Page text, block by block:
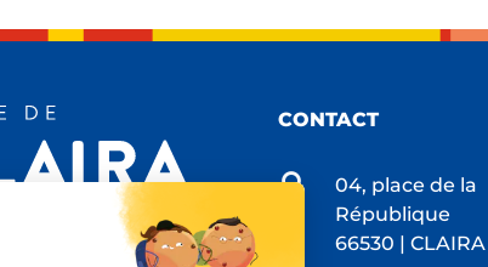
CONTACT

04, place de la
République
66530 | CLAIRA